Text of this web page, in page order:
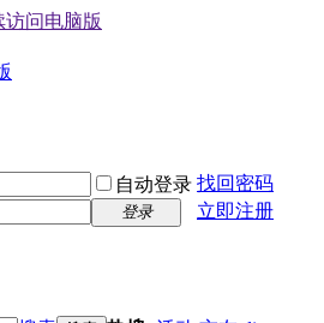
访问电脑版
自动登录 找回密码
登录
立即注册